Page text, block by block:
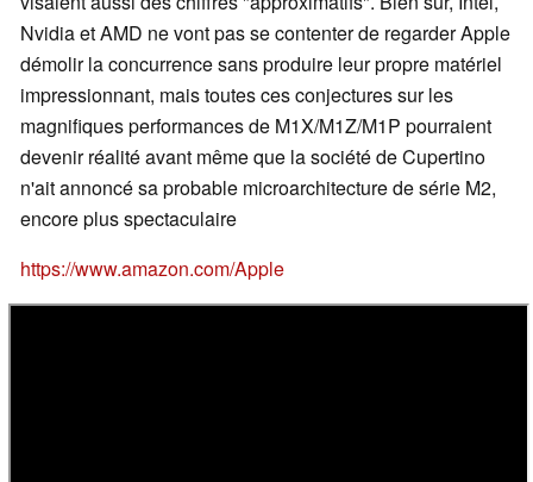
Nvidia et AMD ne vont pas se contenter de regarder Apple
démolir la concurrence sans produire leur propre matériel
impressionnant, mais toutes ces conjectures sur les
magnifiques performances de M1X/M1Z/M1P pourraient
devenir réalité avant même que la société de Cupertino
n'ait annoncé sa probable microarchitecture de série M2,
encore plus spectaculaire
https://www.amazon.com/Apple